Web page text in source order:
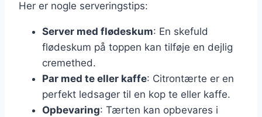
Her er nogle serveringstips:
Server med flødeskum: En skefuld
flødeskum på toppen kan tilføje en dejlig
cremethed.
Par med te eller kaffe: Citrontærte er en
perfekt ledsager til en kop te eller kaffe.
Opbevaring: Tærten kan opbevares i